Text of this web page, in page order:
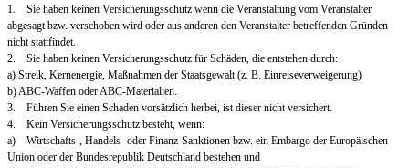
1. Sie haben keinen Versicherungsschutz wenn die Veranstaltung vom Veranstalter
abgesagt bzw. verschoben wird oder aus anderen den Veranstalter betreffenden Gründen
nicht stattfindet.
2. Sie haben keinen Versicherungsschutz für Schäden, die entstehen durch:
a) Streik, Kernenergie, Maßnahmen der Staatsgewalt (z. B. Einreiseverweigerung)
b) ABC-Waffen oder ABC-Materialien.
3. Führen Sie einen Schaden vorsätzlich herbei, ist dieser nicht versichert.
4. Kein Versicherungsschutz besteht, wenn:
a) Wirtschafts-, Handels- oder Finanz-Sanktionen bzw. ein Embargo der Europäischen
Union oder der Bundesrepublik Deutschland bestehen und